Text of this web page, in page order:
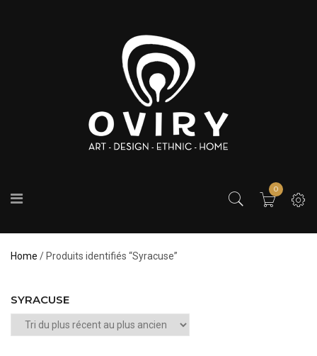
0
Home / Produits identifiés “Syracuse”
SYRACUSE